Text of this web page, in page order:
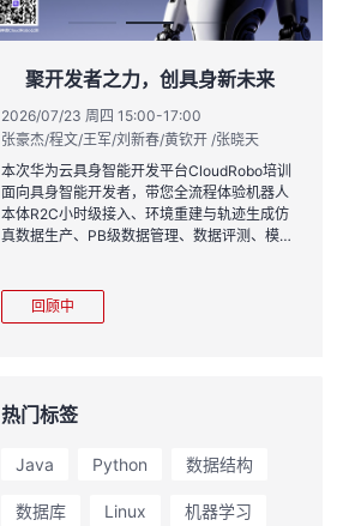
聚开发者之力，创具身新未来
2026/07/23 周四 15:00-17:00
张豪杰/程文/王军/刘新春/黄钦开 /张晓天
本次华为云具身智能开发平台CloudRobo培训
面向具身智能开发者，带您全流程体验机器人
本体R2C小时级接入、环境重建与轨迹生成仿
真数据生产、PB级数据管理、数据评测、模型
回顾中
热门标签
Java Python 数据结构
数据库 Linux 机器学习